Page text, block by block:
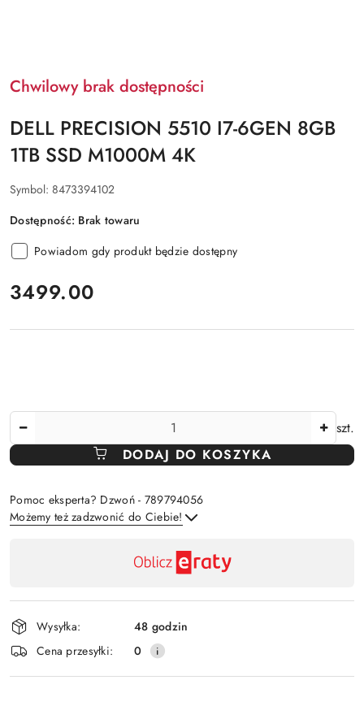
Chwilowy brak dostępności
DELL PRECISION 5510 I7-6GEN 8GB
1TB SSD M1000M 4K
Symbol: 8473394102
Dostępność: Brak towaru
Powiadom gdy produkt będzie dostępny
cena:
3499.00
szt.
DODAJ DO KOSZYKA
Pomoc eksperta? Dzwoń - 789794056
Możemy też zadzwonić do Ciebie!
płatność
i
dostawa
Wysyłka:
48 godzin
Cena przesyłki:
0